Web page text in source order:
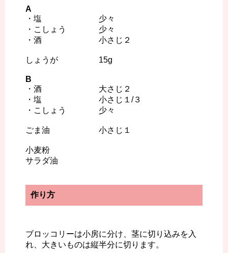
A
・塩 少々
・こしょう 少々
・酒 小さじ２
しょうが 15g
B
・酒 大さじ２
・塩 小さじ１/３
・こしょう 少々
ごま油 小さじ１
小麦粉
サラダ油
作り方
ブロッコリーは小房に分け、茎に切り込みを入
れ、大きいものは縦半分に切ります。